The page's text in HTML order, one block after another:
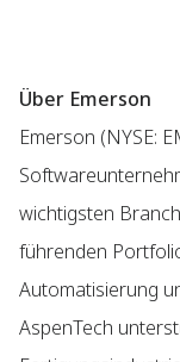
Über Emerson
Emerson (NYSE:
wichtigsten
führenden
Automatisierung
AspenTech